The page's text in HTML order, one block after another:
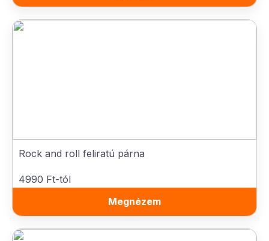
Rock and roll feliratú párna
4990 Ft-tól
Megnézem